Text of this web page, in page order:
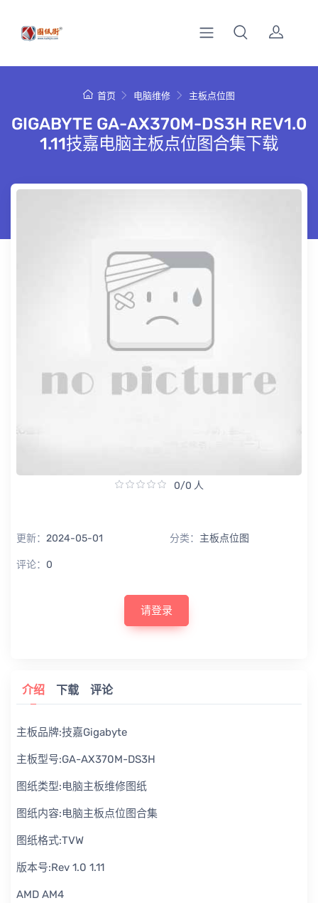
首页 电脑维修 主板点位图
GIGABYTE GA-AX370M-DS3H REV1.0
1.11技嘉电脑主板点位图合集下载
0/0 人
更新： 2024-05-01 分类： 主板点位图
评论： 0
请登录
介绍 下载 评论
主板品牌:技嘉Gigabyte
主板型号:GA-AX370M-DS3H
图纸类型:电脑主板维修图纸
图纸内容:电脑主板点位图合集
图纸格式:TVW
版本号:Rev 1.0 1.11
AMD AM4